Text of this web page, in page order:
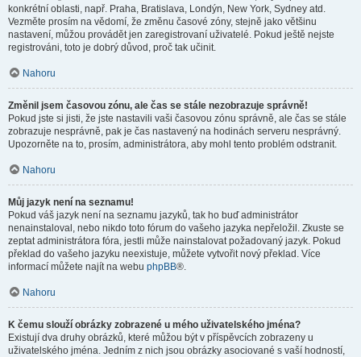
konkrétní oblasti, např. Praha, Bratislava, Londýn, New York, Sydney atd.
Vezměte prosím na vědomí, že změnu časové zóny, stejně jako většinu
nastavení, můžou provádět jen zaregistrovaní uživatelé. Pokud ještě nejste
registrováni, toto je dobrý důvod, proč tak učinit.
Nahoru
Změnil jsem časovou zónu, ale čas se stále nezobrazuje správně!
Pokud jste si jisti, že jste nastavili vaši časovou zónu správně, ale čas se stále
zobrazuje nesprávně, pak je čas nastavený na hodinách serveru nesprávný.
Upozorněte na to, prosím, administrátora, aby mohl tento problém odstranit.
Nahoru
Můj jazyk není na seznamu!
Pokud váš jazyk není na seznamu jazyků, tak ho buď administrátor
nenainstaloval, nebo nikdo toto fórum do vašeho jazyka nepřeložil. Zkuste se
zeptat administrátora fóra, jestli může nainstalovat požadovaný jazyk. Pokud
překlad do vašeho jazyku neexistuje, můžete vytvořit nový překlad. Více
informací můžete najít na webu phpBB®.
Nahoru
K čemu slouží obrázky zobrazené u mého uživatelského jména?
Existují dva druhy obrázků, které můžou být v příspěvcích zobrazeny u
uživatelského jména. Jedním z nich jsou obrázky asociované s vaší hodností,